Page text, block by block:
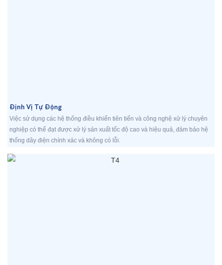
Định Vị Tự Động
Việc sử dụng các hệ thống điều khiển tiên tiến và công nghệ xử lý chuyên
nghiệp có thể đạt được xử lý sản xuất tốc độ cao và hiệu quả, đảm bảo hệ
thống dây điện chính xác và không có lỗi.